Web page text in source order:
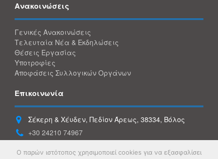
Ανακοινώσεις
Γενικές Ανακοινώσεις
Τελευταία Νέα & Εκδηλώσεις
Θέσεις Εργασίας
Υποτροφίες
Αποφάσεις Συλλογικών Οργάνων
Επικοινωνία
Σέκερη & Χέυδεν, Πεδίον Άρεως, 38334, Βόλος
+30 24210 74967
Ο παρών ιστότοπος χρησιμοποιεί cookies για να εξασφαλίσει